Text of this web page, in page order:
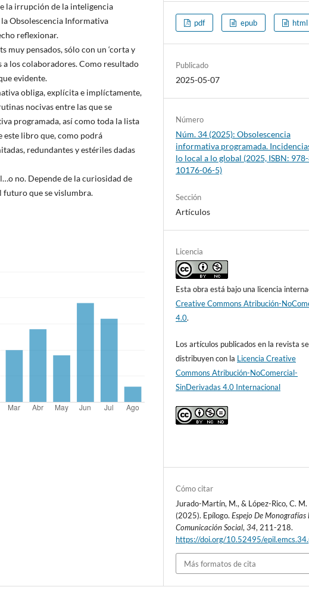
la irrupción de la inteligencia
Obsolescencia Informativa
reflexionar.
muy pensados, sólo con un ‘corta y
a los colaboradores. Como resultado
evidente.
obliga, explícita e implíctamente,
nocivas entre las que se
programada, así como toda la lista
este libro que, como podrá
redundantes y estériles dadas
no. Depende de la curiosidad de
futuro que se vislumbra.
pdf epub html
Publicado
2025-05-07
Número
Núm. 34 (2025): Obsolescencia
informativa programada.
lo local a lo global (2025, ISBN:
10176-06-5)
Sección
Artículos
Licencia
Esta obra está bajo una licencia
Creative Commons Atribución-
4.0.
Los artículos publicados en la revista se
distribuyen con la Licencia Creative
Commons Atribución-NoComercial-
SinDerivadas 4.0 Internacional
Cómo citar
Jurado-Martín, M., & López-Rico, C. M.
(2025). Epílogo.Espejo De Monografías
Comunicación Social,34, 211-218.
https://doi.org/10.52495/
Más formatos de cita